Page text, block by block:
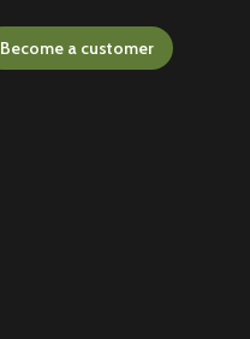
Become a customer